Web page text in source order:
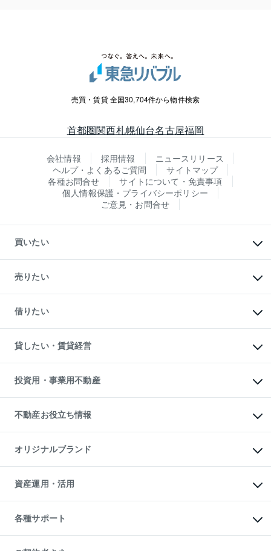
売買・賃貸 全国30,704件から物件検索
首都圏関西札幌仙台名古屋福岡
会社情報 採用情報
ニュースリリース
ヘルプ・よくあるご質問
サイトマップ
各種お問合せ
サイトについて・免責事項
個人情報保護・プライバシーポリシー
ご意見・お問合せ
買いたい
新築・分譲マンションの購入
中古マンションの購入
一戸建ての購入
中古一戸建ての購入
不動産購入の流れ
注目キーワード物件特集
購入ガイド
English 繁体中文簡体中文
売りたい
一戸建ての売却・査定
土地の売却・査定
スピードAI査定
不動産査定について
不動産売却の流れ
不動産買換えの流れ
売却ガイド
借りたい
オフィス・店舗の賃貸
借りるときの流れ
借りるガイド
貸したい・賃貸経営
マンション賃料データ
賃貸管理プラン
リロケーションについて
貸すガイド
投資用・事業用不動産
事業用不動産
マンション投資
投資用マンション
アパート経営
収益物件
ビル購入（ビル一棟）
投資用不動産の売却査定
事業用不動産の売却査定
不動産お役立ち情報
マンションライブラリー
人気マンションランキング
暮らしに役立つ不動産メディア
不動産相場・不動産価格情報
不動産コラム・ニュース
不動産用語集
不動産なんでもネット相談室
住まいの税金
オリジナルブランド
一棟リノベーションマンション
L`GENTE（ルジェンテ）
区分リノベーションマンション
投資用一棟レジデンスWELL
不動産小口投資
LEGACIA（レガシア）
資産運用・活用
不動産M&A
アセットマネジメント・出資
各種サポート